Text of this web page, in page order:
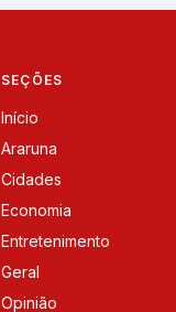
SEÇÕES
Início
Araruna
Cidades
Economia
Entretenimento
Geral
Opinião